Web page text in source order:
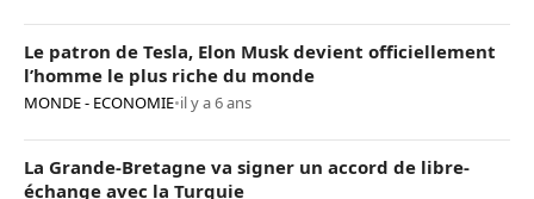
Le patron de Tesla, Elon Musk devient officiellement
l’homme le plus riche du monde
MONDE - ECONOMIE•il y a 6 ans
La Grande-Bretagne va signer un accord de libre-
échange avec la Turquie